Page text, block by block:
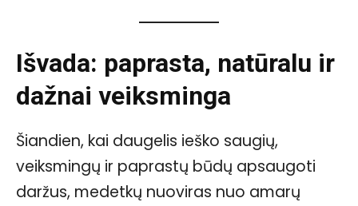
Išvada: paprasta, natūralu ir
dažnai veiksminga
Šiandien, kai daugelis ieško saugių,
veiksmingų ir paprastų būdų apsaugoti
daržus, medetkų nuoviras nuo amarų